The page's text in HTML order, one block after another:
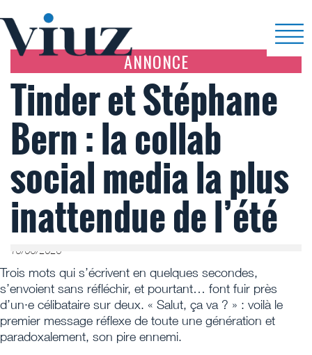
ANNONCE
Tinder et Stéphane
Bern : la collab
social media la plus
inattendue de l’été
16/06/2026
Trois mots qui s’écrivent en quelques secondes,
s’envoient sans réfléchir, et pourtant… font fuir près
d’un·e célibataire sur deux. « Salut, ça va ? » : voilà le
premier message réflexe de toute une génération et
paradoxalement, son pire ennemi.